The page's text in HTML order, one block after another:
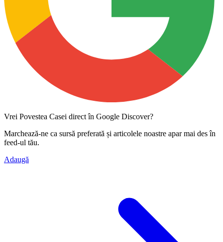
Vrei Povestea Casei direct în Google Discover?
Marchează-ne ca sursă preferată și articolele noastre apar mai des în
feed-ul tău.
Adaugă